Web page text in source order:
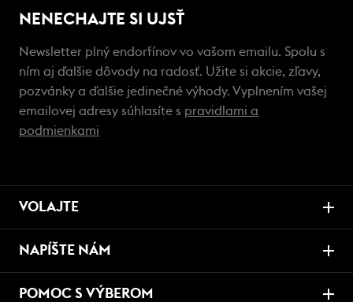
NENECHAJTE SI UJSŤ
Newsletter plný endorfínov vo vašom emailu. Spolu s
ním aj ďalšie dôvody na radosť. Užite si akcie, zľavy,
pozvánky a ďalšie jedinečné výhody. Vyplnením vašej
emailovej adresy súhlasíte s pravidlami a
podmienkami
VOLAJTE
NAPÍŠTE NÁM
POMOC S VÝBEROM